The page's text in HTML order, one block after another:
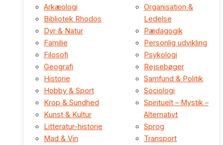
Arkæologi
Bibliotek Rhodos
Dyr & Natur
Familie
Filosofi
Geografi
Historie
Hobby & Sport
Krop & Sundhed
Kunst & Kultur
Litteratur-historie
Mad & Vin
Organisation &
Ledelse
Pædagogik
Personlig udvikling
Psykologi
Rejsebøger
Samfund & Politik
Sociologi
Spirituelt – Mystik –
Alternativt
Sprog
Transport